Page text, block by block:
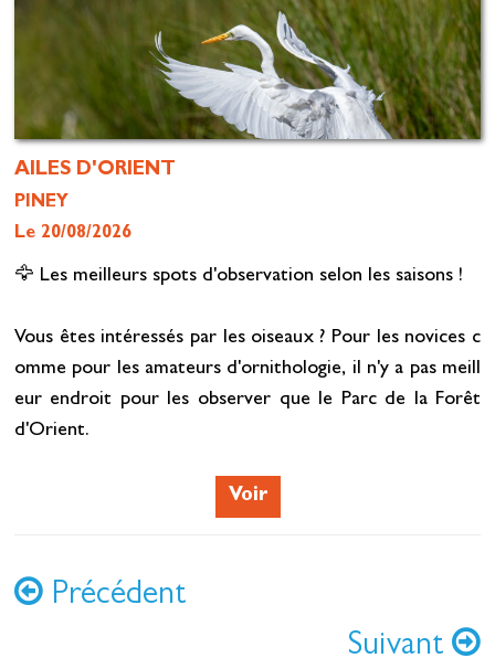
AILES D'ORIENT
PINEY
Le 20/08/2026
🦅 Les meilleurs spots d'observation selon les saisons !
Vous êtes intéressés par les oiseaux ? Pour les novices c
omme pour les amateurs d'ornithologie, il n'y a pas meill
eur endroit pour les observer que le Parc de la Forêt
d'Orient.
Voir
Précédent
Suivant